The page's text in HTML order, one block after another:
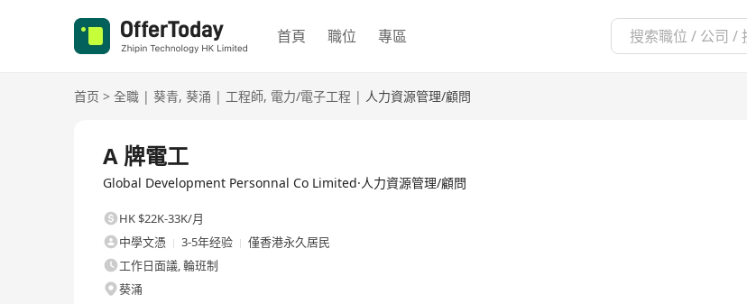
首頁 職位 專區
首页 > 全職 | 葵青, 葵涌 | 工程師, 電力/電子工程 | 人力資源管理/顧問
A 牌電工
Global Development Personnal Co Limited·人力資源管理/顧問
HK $22K-33K/月
中學文憑
3-5年经验
僅香港永久居民
工作日面議, 輪班制
葵涌